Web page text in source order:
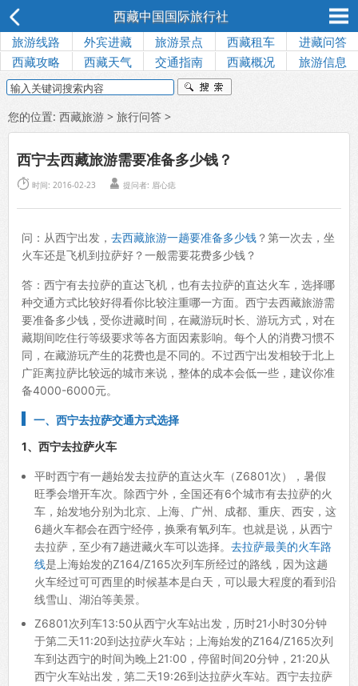
西藏中国国际旅行社
旅游线路 外宾进藏 旅游景点 西藏租车
进藏问答
西藏攻略
西藏天气 交通指南 西藏概况 旅游信息
您的位置: 西藏旅游 > 旅行问答 >
西宁去西藏旅游需要准备多少钱？
 时间: 2016-02-23  提问者: 眉心痣
问：从西宁出发， 去西藏旅游一趟要准备多少钱 ？第一次去，坐
火车还是飞机到拉萨好？一般需要花费多少钱？
答：西宁有去拉萨的直达飞机，也有去拉萨的直达火车，选择哪
种交通方式比较好得看你比较注重哪一方面。西宁去西藏旅游需
要准备多少钱，受你进藏时间，在藏游玩时长、游玩方式，对在
藏期间吃住行等级要求等各方面因素影响。每个人的消费习惯不
同，在藏游玩产生的花费也是不同的。不过西宁出发相较于北上
广距离拉萨比较远的城市来说，整体的成本会低一些，建议你准
备4000-6000元。
一、西宁去拉萨交通方式选择
1、西宁去拉萨火车
平时西宁有一趟始发去拉萨的直达火车（Z6801次），暑假
旺季会增开车次。除西宁外，全国还有6个城市有去拉萨的火
车，始发地分别为北京、上海、广州、成都、重庆、西安，这
6趟火车都会在西宁经停，换乘有氧列车。也就是说，从西宁
去拉萨，至少有7趟进藏火车可以选择。 去拉萨最美的火车路
线是上海始发的Z164/Z165次列车所经过的路线，因为这趟
火车经过可可西里的时候基本是白天，可以最大程度的看到沿
线雪山、湖泊等美景。
Z6801次列车13:50从西宁火车站出发，历时21小时30分钟
于第二天11:20到达拉萨火车站；上海始发的Z164/Z165次列
车到达西宁的时间为晚上21:00，停留时间20分钟，21:20从
西宁火车站出发，第二天19:26到达拉萨火车站。西宁去拉萨